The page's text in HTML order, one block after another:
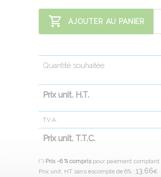
AJOUTER AU PANIER
Quantité souhaitée
Prix unit. H.T.
T.V.A.
Prix unit. T.T.C.
(*) Prix -6 % compris pour paiement comptant
Prix unit. HT sans escompte de 6% : 13.66€